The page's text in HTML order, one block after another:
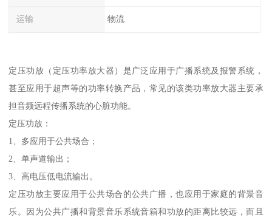
运输 物流
定压功放（定压功率放大器）是广泛应用于广播系统及报警系统，
甚至应用于超声等的功率转换产品，常见的该类功率放大器主要承
担音频远程传播系统的心脏功能。
定压功放：
1、多应用于公共场合；
2、单声道输出；
3、高电压低电流输出。
定压功放主要应用于公共场合的公共广播，也应用于家庭的背景音
乐。因为公共广播和背景音乐系统音箱和功放的距离比较远，而且